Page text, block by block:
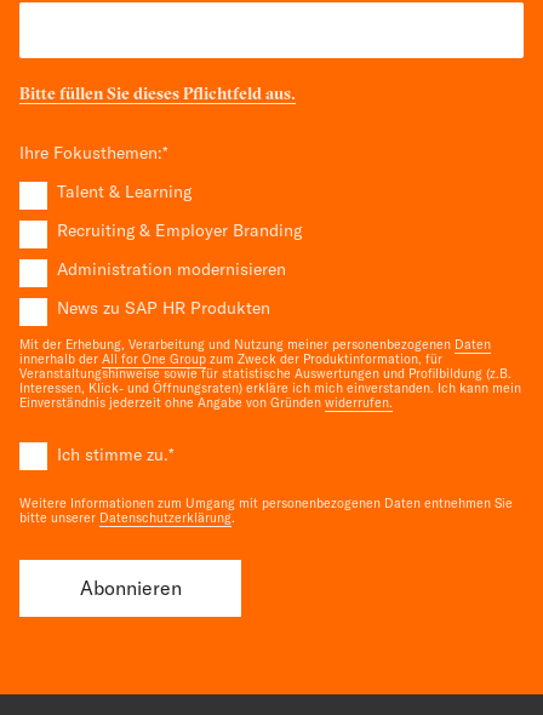
Bitte füllen Sie dieses Pflichtfeld aus.
Ihre Fokusthemen:*
Talent & Learning
Recruiting & Employer Branding
Administration modernisieren
News zu SAP HR Produkten
Mit der Erhebung, Verarbeitung und Nutzung meiner personenbezogenen Daten
innerhalb der All for One Group zum Zweck der Produktinformation, für
Veranstaltungshinweise sowie für statistische Auswertungen und Profilbildung (z.B.
Interessen, Klick- und Öffnungsraten) erkläre ich mich einverstanden. Ich kann mein
Einverständnis jederzeit ohne Angabe von Gründen widerrufen.
Ich stimme zu.*
Weitere Informationen zum Umgang mit personenbezogenen Daten entnehmen Sie
bitte unserer Datenschutzerklärung.